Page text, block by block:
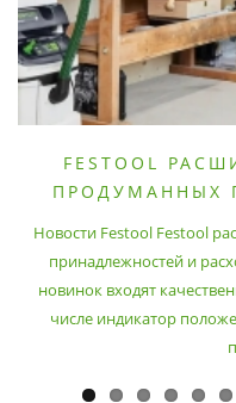
FESTOOL
ПРОДУМАННЫХ
Новости Festool Festool
принадлежностей и
новинок входят
числе индикатор